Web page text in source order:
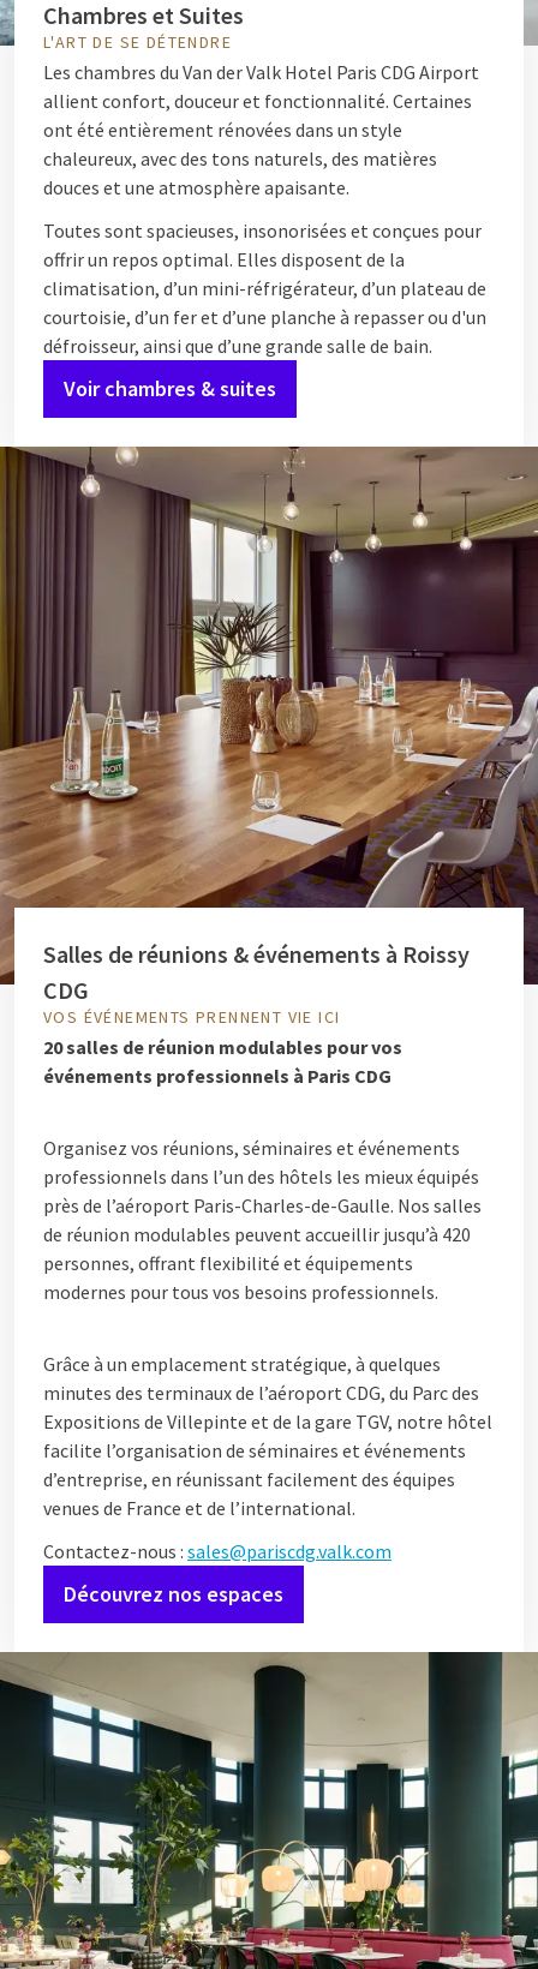
Chambres et Suites
L'ART DE SE DÉTENDRE
Les chambres du Van der Valk Hotel Paris CDG Airport
allient confort, douceur et fonctionnalité. Certaines
ont été entièrement rénovées dans un style
chaleureux, avec des tons naturels, des matières
douces et une atmosphère apaisante.
Toutes sont spacieuses, insonorisées et conçues pour
offrir un repos optimal. Elles disposent de la
climatisation, d’un mini-réfrigérateur, d’un plateau de
courtoisie, d’un fer et d’une planche à repasser ou d'un
défroisseur, ainsi que d’une grande salle de bain.
Voir chambres & suites
Salles de réunions & événements à Roissy
CDG
VOS ÉVÉNEMENTS PRENNENT VIE ICI
20 salles de réunion modulables pour vos
événements professionnels à Paris CDG
Organisez vos réunions, séminaires et événements
professionnels dans l’un des hôtels les mieux équipés
près de l’aéroport Paris-Charles-de-Gaulle. Nos salles
de réunion modulables peuvent accueillir jusqu’à 420
personnes, offrant flexibilité et équipements
modernes pour tous vos besoins professionnels.
Grâce à un emplacement stratégique, à quelques
minutes des terminaux de l’aéroport CDG, du Parc des
Expositions de Villepinte et de la gare TGV, notre hôtel
facilite l’organisation de séminaires et événements
d’entreprise, en réunissant facilement des équipes
venues de France et de l’international.
Contactez-nous : sales@pariscdg.valk.com
Découvrez nos espaces